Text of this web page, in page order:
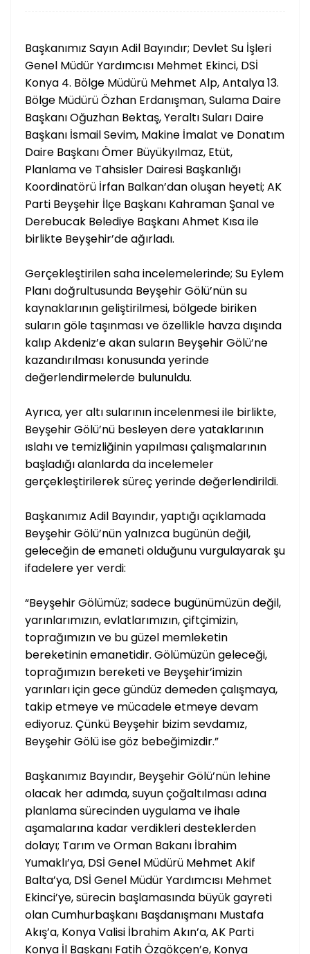
Başkanımız Sayın Adil Bayındır; Devlet Su İşleri
Genel Müdür Yardımcısı Mehmet Ekinci, DSİ
Konya 4. Bölge Müdürü Mehmet Alp, Antalya 13.
Bölge Müdürü Özhan Erdanışman, Sulama Daire
Başkanı Oğuzhan Bektaş, Yeraltı Suları Daire
Başkanı İsmail Sevim, Makine İmalat ve Donatım
Daire Başkanı Ömer Büyükyılmaz, Etüt,
Planlama ve Tahsisler Dairesi Başkanlığı
Koordinatörü İrfan Balkan’dan oluşan heyeti; AK
Parti Beyşehir İlçe Başkanı Kahraman Şanal ve
Derebucak Belediye Başkanı Ahmet Kısa ile
birlikte Beyşehir’de ağırladı.
Gerçekleştirilen saha incelemelerinde; Su Eylem
Planı doğrultusunda Beyşehir Gölü’nün su
kaynaklarının geliştirilmesi, bölgede biriken
suların göle taşınması ve özellikle havza dışında
kalıp Akdeniz’e akan suların Beyşehir Gölü’ne
kazandırılması konusunda yerinde
değerlendirmelerde bulunuldu.
Ayrıca, yer altı sularının incelenmesi ile birlikte,
Beyşehir Gölü’nü besleyen dere yataklarının
ıslahı ve temizliğinin yapılması çalışmalarının
başladığı alanlarda da incelemeler
gerçekleştirilerek süreç yerinde değerlendirildi.
Başkanımız Adil Bayındır, yaptığı açıklamada
Beyşehir Gölü’nün yalnızca bugünün değil,
geleceğin de emaneti olduğunu vurgulayarak şu
ifadelere yer verdi:
“Beyşehir Gölümüz; sadece bugünümüzün değil,
yarınlarımızın, evlatlarımızın, çiftçimizin,
toprağımızın ve bu güzel memleketin
bereketinin emanetidir. Gölümüzün geleceği,
toprağımızın bereketi ve Beyşehir’imizin
yarınları için gece gündüz demeden çalışmaya,
takip etmeye ve mücadele etmeye devam
ediyoruz. Çünkü Beyşehir bizim sevdamız,
Beyşehir Gölü ise göz bebeğimizdir.”
Başkanımız Bayındır, Beyşehir Gölü’nün lehine
olacak her adımda, suyun çoğaltılması adına
planlama sürecinden uygulama ve ihale
aşamalarına kadar verdikleri desteklerden
dolayı; Tarım ve Orman Bakanı İbrahim
Yumaklı’ya, DSİ Genel Müdürü Mehmet Akif
Balta’ya, DSİ Genel Müdür Yardımcısı Mehmet
Ekinci’ye, sürecin başlamasında büyük gayreti
olan Cumhurbaşkanı Başdanışmanı Mustafa
Akış’a, Konya Valisi İbrahim Akın’a, AK Parti
Konya İl Başkanı Fatih Özgökçen’e, Konya